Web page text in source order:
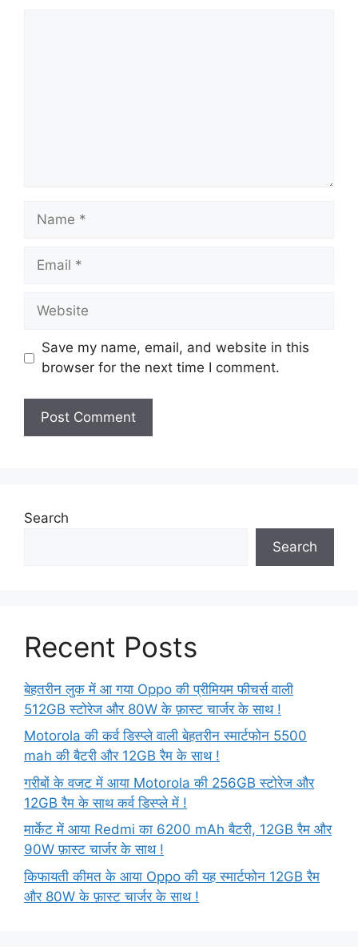
Name
Email
Website
Save my name, email, and website in this
browser for the next time I comment.
Search
Search
Recent Posts
बेहतरीन लुक में आ गया Oppo की प्रीमियम फीचर्स वाली
512GB स्टोरेज और 80W के फ़ास्ट चार्जर के साथ !
Motorola की कर्व डिस्प्ले वाली बेहतरीन स्मार्टफोन 5500
mah की बैटरी और 12GB रैम के साथ !
गरीबों के वजट में आया Motorola की 256GB स्टोरेज और
12GB रैम के साथ कर्व डिस्प्ले में !
मार्केट में आया Redmi का 6200 mAh बैटरी, 12GB रैम और
90W फ़ास्ट चार्जर के साथ !
किफायती कीमत के आया Oppo की यह स्मार्टफोन 12GB रैम
और 80W के फ़ास्ट चार्जर के साथ !